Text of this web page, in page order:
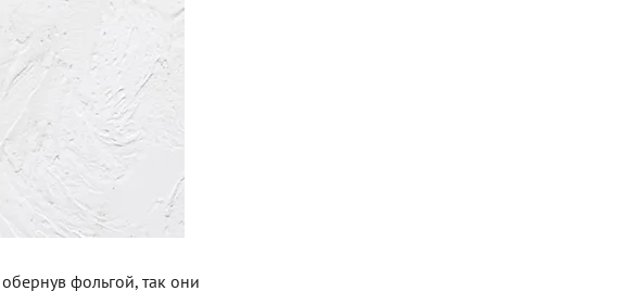
фольгой, так они